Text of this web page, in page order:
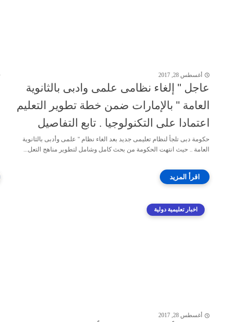
أغسطس 28, 2017
عاجل " إلغاء نظامى علمى وادبى بالثانوية
العامة " بالإمارات ضمن خطة تطوير التعليم
اعتمادا على التكنولوجيا . تابع التفاصيل
حكومة دبى تلجأ لنظام تعليمى جديد بعد الغاء نظام " علمى وأدبى بالثانوية
العامة .. حيث انتهت الحكومة من بحث كامل وشامل لتطوير مناهج التعل...
اخبار تعليمية دولية
أغسطس 28, 2017